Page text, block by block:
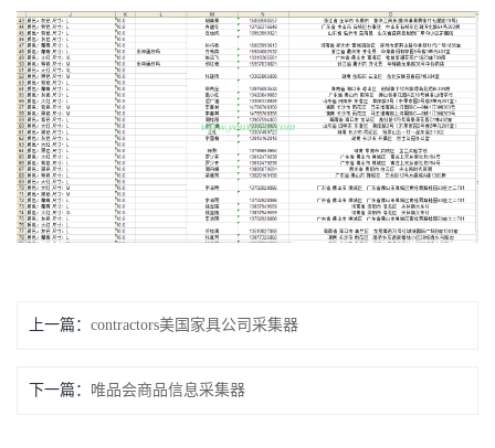
上一篇： contractors美国家具公司采集器
下一篇： 唯品会商品信息采集器